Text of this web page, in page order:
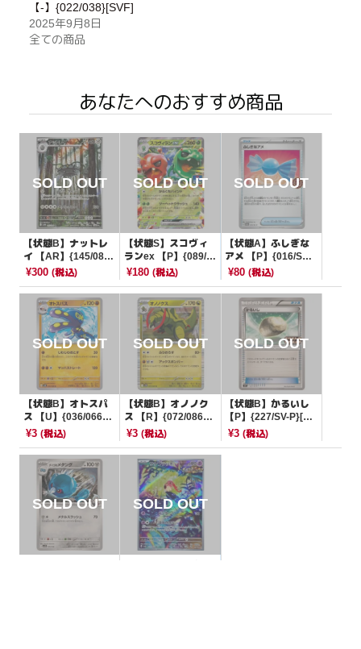
【-】{022/038}[SVF]
2025年9月8日
全ての商品
あなたへのおすすめ商品
【状態B】ナットレ
イ 【AR】{145/086}
[SV11W]
¥300 (税込)
【状態S】スコヴィ
ランex 【P】{089/S
V-P}[SV-P]
¥180(税込)
【状態A】ふしぎな
アメ 【P】{016/SV-
P}[その他]
¥80 (税込)
【状態B】オトスパ
ス 【U】{036/066}
[SV4K]
¥3 (税込)
【状態B】オノノク
ス 【R】{072/086}
[SV11B]
¥3(税込)
【状態B】かるいし
【P】{227/SV-P}[PR
OMO]
¥3 (税込)